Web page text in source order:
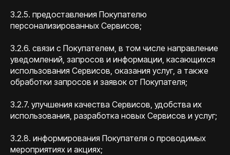
3.2.5. предоставления Покупателю
персонализированных Сервисов;
3.2.6. связи с Покупателем, в том числе направление
уведомлений, запросов и информации, касающихся
использования Сервисов, оказания услуг, а также
обработки запросов и заявок от Покупателя;
3.2.7. улучшения качества Сервисов, удобства их
использования, разработка новых Сервисов и услуг;
3.2.8. информирования Покупателя о проводимых
мероприятиях и акциях;